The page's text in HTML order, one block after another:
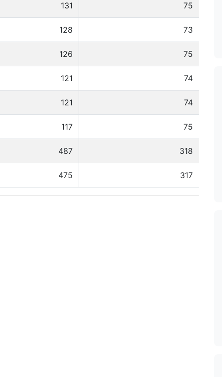
131 75
128 73
126 75
121 74
121 74
117 75
487 318
475 317